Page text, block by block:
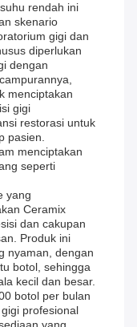
rendah ini
skenario
gigi dan
diperlukan
dengan
menciptakan
gigi
restorasi untuk
pasien.
menciptakan
seperti
yang
Ceramix
dan cakupan
Produk ini
nyaman, dengan
botol, sehingga
kecil dan besar.
botol per bulan
profesional